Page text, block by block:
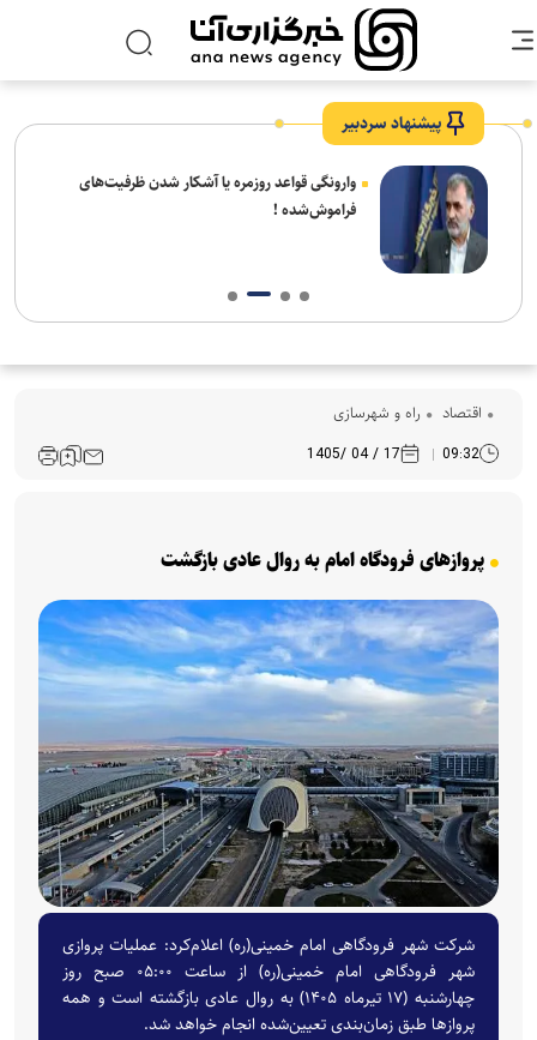
پیشنهاد سردبیر
وارونگی قواعد روزمره یا آشکار شدن ظرفیت‌های
فراموش‌شده !
اقتصاد راه و شهرسازی
09:32
17 / 04 /1405
پروازهای فرودگاه امام به روال عادی بازگشت
شرکت شهر فرودگاهی امام خمینی(ره) اعلام‌کرد: عملیات پروازی
شهر فرودگاهی امام خمینی(ره) از ساعت ۰۵:۰۰ صبح روز
چهارشنبه (۱۷ تیرماه ۱۴۰۵) به روال عادی بازگشته است و همه
پروازها طبق زمان‌بندی تعیین‌شده انجام خواهد شد.